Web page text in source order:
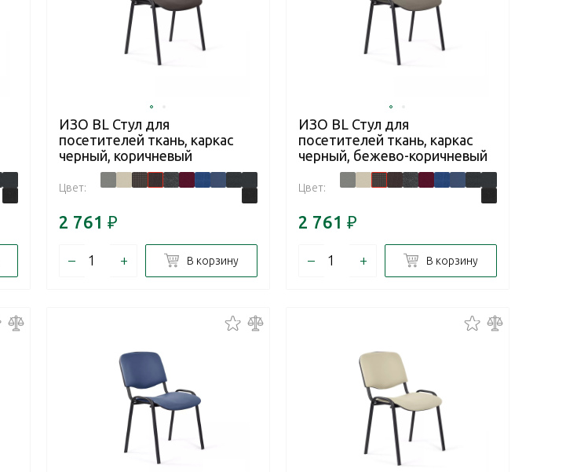
ИЗО BL Стул для
посетителей ткань, каркас
черный, коричневый
Цвет:
2 761 ₽
– + В корзину
ИЗО BL Стул для
посетителей ткань, каркас
черный, бежево-коричневый
Цвет:
2 761 ₽
– + В корзину